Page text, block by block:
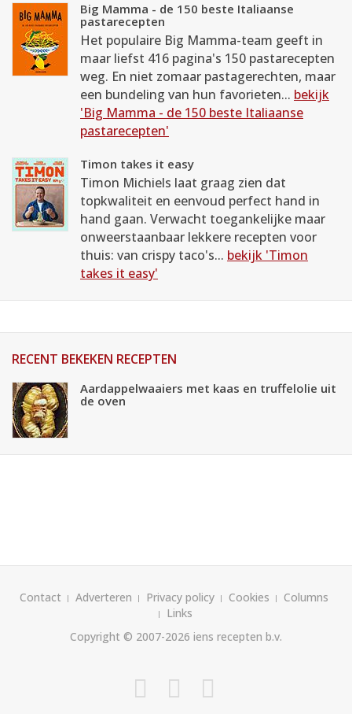
Big Mamma - de 150 beste Italiaanse
pastarecepten
Het populaire Big Mamma-team geeft in
maar liefst 416 pagina's 150 pastarecepten
weg. En niet zomaar pastagerechten, maar
een bundeling van hun favorieten... bekijk
'Big Mamma - de 150 beste Italiaanse
pastarecepten'
Timon takes it easy
Timon Michiels laat graag zien dat
topkwaliteit en eenvoud perfect hand in
hand gaan. Verwacht toegankelijke maar
onweerstaanbaar lekkere recepten voor
thuis: van crispy taco's... bekijk 'Timon
takes it easy'
RECENT BEKEKEN RECEPTEN
Aardappelwaaiers met kaas en truffelolie uit
de oven
Contact Adverteren Privacy policy Cookies
Columns
Links
Copyright © 2007-2026 iens recepten b.v.